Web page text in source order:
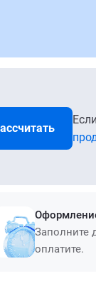
Заполните
оплатите.